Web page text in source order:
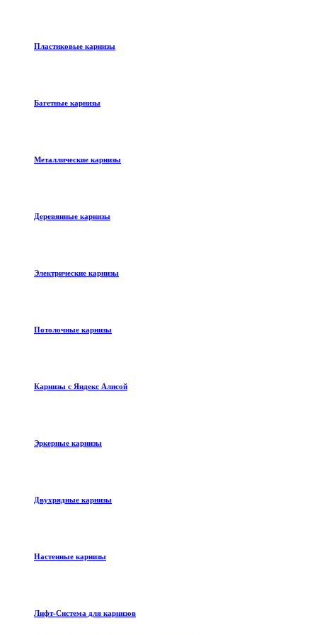
Пластиковые карнизы
Багетные карнизы
Металлические карнизы
Деревянные карнизы
Электрические карнизы
Потолочные карнизы
Карнизы с Яндекс Алисой
Эркерные карнизы
Двухрядные карнизы
Настенные карнизы
Лифт-Система для карнизов